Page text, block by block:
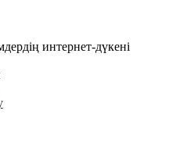
интернет-дүкені